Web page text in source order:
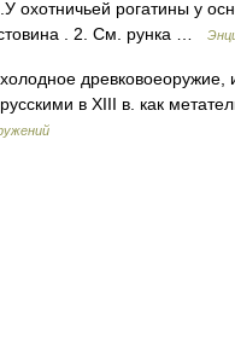
охотничьей рогатины у
. 2. См. рунка …
древковоеоружие,
в XIII в. как